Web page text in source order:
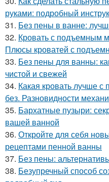
руками: подробный
31. Без пены в ванне:
32. Кровать с подъемным
Плюсы кроватей с
33. Без пены для ванны:
чистой и свежей
34. Какая кровать лучше
без. Разновидности
35. Бархатные пузыри:
вашей ванной
36. Откройте для себя
рецептами пенной ванны
37. Без пены:
38. Безупречный способ